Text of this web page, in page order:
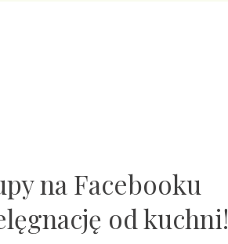
na Facebooku
od kuchni!